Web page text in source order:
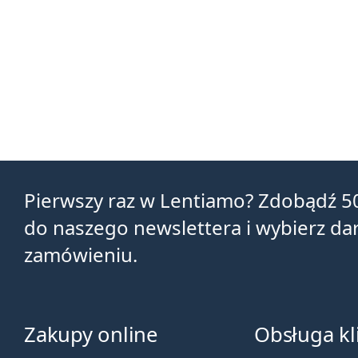
Pierwszy raz w Lentiamo? Zdobądź
do naszego newslettera i wybierz
zamówieniu.
Zakupy online Obsługa